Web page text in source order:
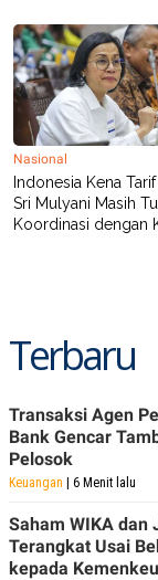
D
SITEMAPPROFILE
PEDOMAN
PEMBERITAAN
SIBER
PRIVACY
Nasional
Indonesia Kena Tarif
Sri Mulyani Masih
Koordinasi dengan
Terbaru
Transaksi Agen
Bank Gencar
Pelosok
Keuangan | 6 Menit lalu
Saham WIKA dan
Terangkat Usai
kepada Kemenkeu